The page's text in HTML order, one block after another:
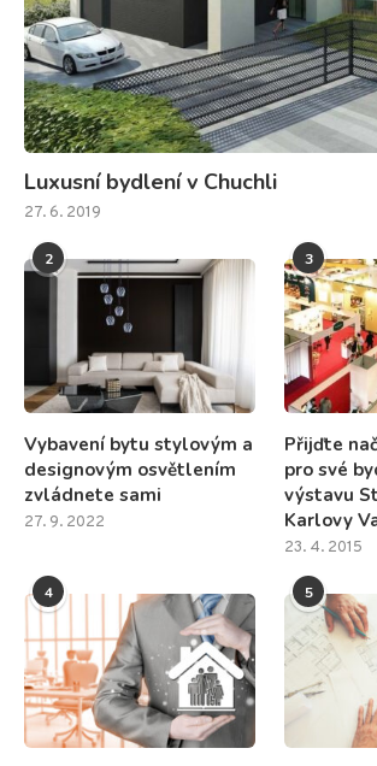
Luxusní bydlení v Chuchli
27. 6. 2019
2
Vybavení bytu stylovým a
designovým osvětlením
zvládnete sami
27. 9. 2022
3
Přijďte
pro své
výstavu
Karlovy
23. 4. 2015
4 5